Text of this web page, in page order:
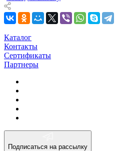
Каталог
Контакты
Сертификаты
Партнеры
Подписаться на рассылку